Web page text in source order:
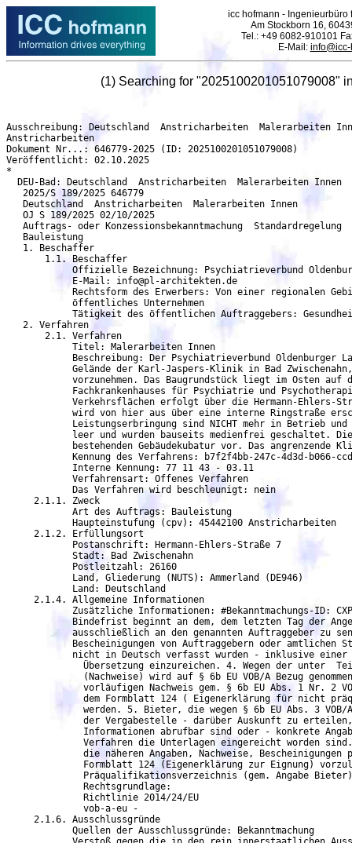
icc hofmann - Ingenieurbüro
Am Stockborn 16,
Tel.: +49 6082-910101
E-Mail:
(1) Searching for "2025100201051079008"
Ausschreibung: Deutschland  Anstricharbeiten  Malerarbeiten Innen - DEU-Bad
Anstricharbeiten
Dokument Nr...: 646779-2025 (ID: 2025100201051079008)
Veröffentlicht: 02.10.2025
*
  DEU-Bad: Deutschland  Anstricharbeiten  Malerarbeiten Innen
   2025/S 189/2025 646779
   Deutschland  Anstricharbeiten  Malerarbeiten Innen
   OJ S 189/2025 02/10/2025
   Auftrags- oder Konzessionsbekanntmachung  Standardregelung
   Bauleistung
   1. Beschaffer
       1.1. Beschaffer
	    Offizielle Bezeichnung: Psychiatrieverbund Oldenburger Land gGmbH
	    E-Mail: info@pl-architekten.de
            Rechtsform des Erwerbers: Von einer regionalen Gebietskörperschaft kontrolliertes
            öffentliches Unternehmen
            Tätigkeit des öffentlichen Auftraggebers: Gesundheit
   2. Verfahren
       2.1. Verfahren
	    Titel: Malerarbeiten Innen
	    Beschreibung: Der Psychiatrieverbund Oldenburger Land gGmbH beabsichtigt auf dem
            Gelände der Karl-Jaspers-Klinik in Bad Zwischenahn, Ortsteil Wehnen, Umbauarbeiten
            vorzunehmen. Das Baugrundstück liegt im Osten auf dem Klinikgelände des
            Fachkrankenhauses für Psychiatrie und Psychotherapie Die Anbindung an die öffentlichen
            Verkehrsflächen erfolgt über die Hermann-Ehlers-Straße (Kreisverkehr). Das Baugrundstück
            wird von hier aus über eine interne Ringstraße erschlossen. Alle Bereiche der
	    Leistungserbringung sind NICHT mehr in Betrieb und stehen zum Zeitpunkt des Baubeginns
            leer und wurden bauseits medienfrei geschaltet. Die Baumaßnahme sieht die Sanierung in der
            bestehenden Gebäudekubatur vor. Das angrenzende Klinkergebäude wurde abgebrochen
	    Kennung des Verfahrens: b7f2f4bb-247c-4d3d-b066-ccd8ac0b7095
	    Interne Kennung: 77 11 43 - 03.11
	    Verfahrensart: Offenes Verfahren
	    Das Verfahren wird beschleunigt: nein
     2.1.1. Zweck
	    Art des Auftrags: Bauleistung
	    Haupteinstufung (cpv): 45442100 Anstricharbeiten
     2.1.2. Erfüllungsort
            Postanschrift: Hermann-Ehlers-Straße 7
	    Stadt: Bad Zwischenahn
	    Postleitzahl: 26160
	    Land, Gliederung (NUTS): Ammerland (DE946)
	    Land: Deutschland
     2.1.4. Allgemeine Informationen
            Zusätzliche Informationen: #Bekanntmachungs-ID: CXP4Y8R5WLF# 1. Die angegebene
            Bindefrist beginnt an dem, dem letzten Tag der Angebotsfrist folgenden Tag. 2. Rügen sind
            ausschließlich an den genannten Auftraggeber zu senden. 3. Werden im Vergabeverfahren
	    Bescheinigungen von Auftraggebern oder amtlichen Stellen gefordert, sind sie - soweit sie
	    nicht in Deutsch verfasst wurden - inklusive einer beglaubigten deutschsprachigen
              Übersetzung einzureichen. 4. Wegen der unter  Teilnahmebedingungen  geforderten Angaben
              (Nachweise) wird auf § 6b EU VOB/A Bezug genommen. Die Vergabestelle akzeptiert als
              vorläufigen Nachweis gem. § 6b EU Abs. 1 Nr. 2 VOB/A Eigenerklärungen, wenn diese auf
              dem Formblatt 124 ( Eigenerklärung für nicht präqualifizierte Unternehmen ) abgegeben
              werden. 5. Bieter, die wegen § 6b EU Abs. 3 VOB/A keinen Nachweis führen müssen, haben
              der Vergabestelle - darüber Auskunft zu erteilen, bei welcher konkreten Datenbank welche
	      Informationen abrufbar sind oder - konkrete Angaben dazu machen, im Rahmen welcher
	      Verfahren die Unterlagen eingereicht worden sind. 6. Auf Anforderung der Vergabestelle sind
              die näheren Angaben, Nachweise, Bescheinigungen pp. gem. den Anforderungen im
              Formblatt 124 (Eigenerklärung zur Eignung) vorzulegen, sollte diese nicht bereits im
              Präqualifikationsverzeichnis (gem. Angabe Bieter) enthalten sein.
	      Rechtsgrundlage:
	      Richtlinie 2014/24/EU
	      vob-a-eu -
     2.1.6. Ausschlussgründe
            Quellen der Ausschlussgründe: Bekanntmachung
            Verstoß gegen die in den rein innerstaatlichen Ausschlussgründen verankerten
	    Verpflichtungen:
	    Beteiligung an einer kriminellen Vereinigung:
            Terroristische Straftaten oder Straftaten im Zusammenhang mit terroristischen Aktivitäten:
            Geldwäsche oder Terrorismusfinanzierung:
	    Betrug:
	    Korruption:
	    Kinderarbeit und andere Formen des Menschenhandels:
            Verstoß gegen die Verpflichtung zur Entrichtung von Steuern:
            Verstoß gegen die Verpflichtung zur Entrichtung von Sozialversicherungsbeiträgen:
            Verstoß gegen umweltrechtliche Verpflichtungen:
            Verstoß gegen sozialrechtliche Verpflichtungen:
            Verstoß gegen arbeitsrechtliche Verpflichtungen:
            Zahlungsunfähigkeit:
            Verwaltung der Vermögenswerte durch einen Insolvenzverwalter:
            Einstellung der gewerblichen Tätigkeit:
            Der Zahlungsunfähigkeit vergleichbare Lage gemäß nationaler Rechtsvorschriften:
	    Schwerwiegendes berufliches Fehlverhalten:
	    Vereinbarungen mit anderen Wirtschaftsteilnehmern zur Verzerrung des Wettbewerbs:
	    Interessenkonflikt aufgrund seiner Teilnahme an dem Vergabeverfahren:
	    Direkte oder indirekte Beteiligung an der Vorbereitung des Vergabeverfahrens:
	    Vorzeitige Beendigung, Schadensersatz oder andere vergleichbare Sanktionen:
	    Falsche Angaben, verweigerte Informationen, die nicht in der Lage sind, die erforderlichen
            Unterlagen vorzulegen, und haben vertrauliche Informationen über dieses Verfahren erhalten.:
   5. Los
       5.1. Los: LOT-0001
	    Titel: Malerarbeiten Innen
	    Beschreibung: - Malerarbeiten Auf Grund der Arbeiten angrenzend zu Einrichtungen der Karl-
            Jaspers-Klinik sind die entstehenden Beeinträchtigungen durch Lärm, Staub und Baubetrieb
            durch geeignete Maßnahmen und Geräte so gering wie möglich zu halten. Die Arbeiten sind
            bei laufendem, psychiatrischen Klinikbetrieb auszuführen. Eine Vermeidung der
              Zugänglichkeit von Baustelle, Baugerät und Gerüst durch psychisch erkrankte Patienten ist
              stets im hohen Maße sicherzustellen! Im Verlauf der Bauarbeiten ist strengsten dafür Sorge zu
              tragen, dass Feuerwehrzufahrten sowie Flucht- und Rettungswege uneingeschränkt
	      freigehalten werden.
	      Interne Kennung: 77 11 43 - 03.11
     5.1.1. Zweck
	    Art des Auftrags: Bauleistung
	    Haupteinstufung (cpv): 45442100 Anstricharbeiten
     5.1.2. Erfüllungsort
            Postanschrift: Hermann-Ehlers-Straße 7
	    Stadt: Bad Zwischenahn
	    Postleitzahl: 26160
	    Land, Gliederung (NUTS): Ammerland (DE946)
	    Land: Deutschland
     5.1.3. Geschätzte Dauer
	    Datum des Beginns: 20/04/2026
	    Enddatum der Laufzeit: 26/06/2026
     5.1.6. Allgemeine Informationen
	    Vorbehaltene Teilnahme: Teilnahme ist nicht vorbehalten.
	    Auftragsvergabeprojekt nicht aus EU-Mitteln finanziert
            Die Beschaffung fällt unter das Übereinkommen über das öffentliche Beschaffungswesen: nein
            Diese Auftragsvergabe ist auch für kleine und mittlere Unternehmen (KMU) geeignet: nein
     5.1.7. Strategische Auftragsvergabe
	    Ziel der strategischen Auftragsvergabe: Keine strategische Beschaffung
     5.1.9. Eignungskriterien
	    Quellen der Auswahlkriterien: Bekanntmachung
	    Kriterium: Eintragung in ein relevantes Berufsregister
	    Beschreibung: Verlangt werden: Angaben des Bieters, dass er in ein Berufs- oder
	    Handelsregister oder die Handwerksrolle seines Sitzes oder Wohnsitzes eingetragen ist. Die
            Vergabestelle behält sich vor, nähere Angaben/Nachweise zu verlangen.
	      Kriterium: Spezifischer Jahresumsatz
              Beschreibung: Verlangt werden: a) Angaben über den Umsatz des Bieters in den letzten drei
              abgeschlossenen Geschäftsjahren, soweit er Bauleistungen und andere Leistungen betrifft,
	      die mit der zu vergebenden Leistung vergleichbar sind unter Einschluss des Anteils bei
              gemeinsam mit anderen Unternehmen ausgeführten Leistungen Mindeststandard: Umsatz in
              Höhe von 0.8 Mio EUR in jedem der letzten 3 Geschäftsjahre b) Nachweis (Kopie
	      Versicherungsschein oder gleichwertig) hinsichtlich des Bestehens einer
	      Betriebshaftpflichtversicherung. Vorlage nur auf gesondertes Verlangen der Vergabestelle.